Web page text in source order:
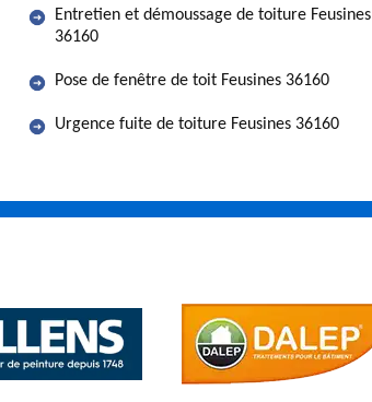
Entretien et démoussage de toiture Feusines
36160
Pose de fenêtre de toit Feusines 36160
Urgence fuite de toiture Feusines 36160